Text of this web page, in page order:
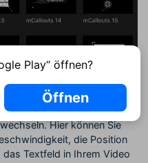
können Sie zum
Hier können Sie
die Position
Textfeld in Ihrem Video
Play“ öffnen?
Öffnen